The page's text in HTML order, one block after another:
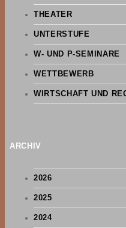
THEATER
UNTERSTUFE
W- UND P-SEMINARE
WETTBEWERB
WIRTSCHAFT UND
ARCHIV
2026
2025
2024